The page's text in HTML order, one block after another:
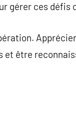
gérer ces défis
et être